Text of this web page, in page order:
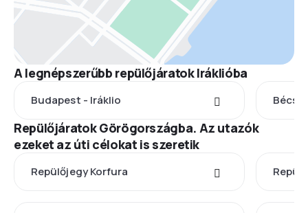
A legnépszerűbb repülőjáratok Iráklióba
Budapest - Iráklio Bécs
Repülőjáratok Görögországba. Az utazók
ezeket az úti célokat is szeretik
Repülőjegy Korfura